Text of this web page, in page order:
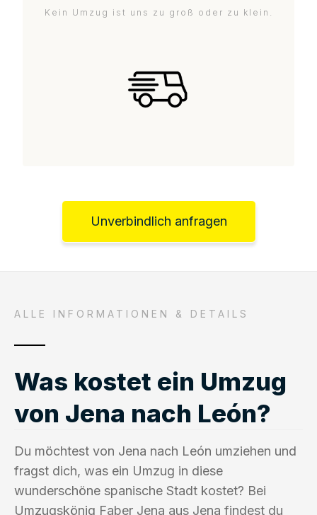
Kein Umzug ist uns zu groß oder zu klein.
Unverbindlich anfragen
ALLE INFORMATIONEN & DETAILS
Was kostet ein Umzug
von Jena nach León?
Du möchtest von Jena nach León umziehen und
fragst dich, was ein Umzug in diese
wunderschöne spanische Stadt kostet? Bei
Umzugskönig Faber Jena aus Jena findest du